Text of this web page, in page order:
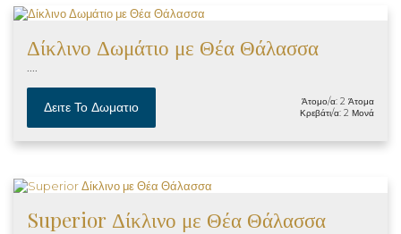
Δίκλινο Δωμάτιο με Θέα Θάλασσα
....
Δειτε Το Δωματιο
Άτομο/α: 2 Άτομα
Κρεβάτι/α: 2 Μονά
Superior Δίκλινο με Θέα Θάλασσα